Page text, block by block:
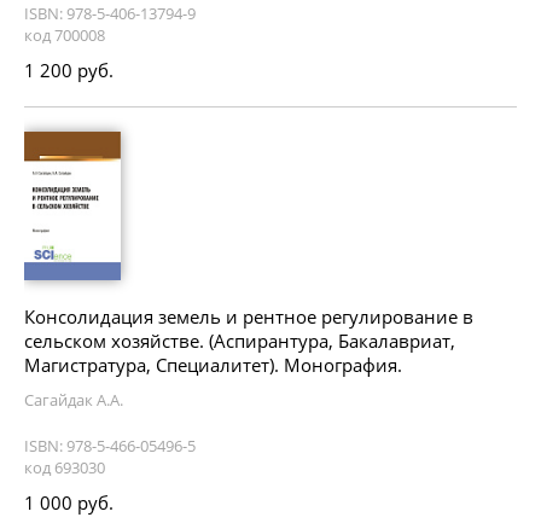
ISBN: 978-5-406-13794-9
код 700008
1 200 руб.
Консолидация земель и рентное регулирование в
сельском хозяйстве. (Аспирантура, Бакалавриат,
Магистратура, Специалитет). Монография.
Сагайдак А.А.
ISBN: 978-5-466-05496-5
код 693030
1 000 руб.